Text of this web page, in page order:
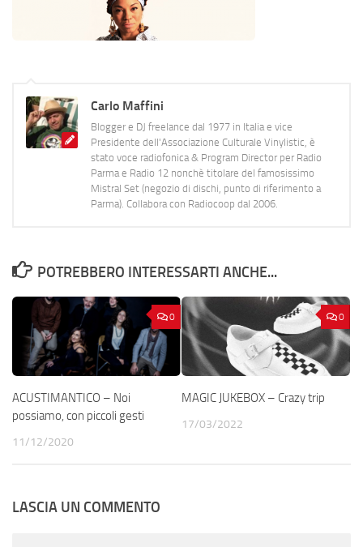
Carlo Maffini
Blogger e DJ freelance dal 1977 in Italia e vice
Presidente dell'Associazione Culturale Vinylistic, è
stato voce radiofonica & Program Director per Radio
Parma e Radio 12 nonchè titolare del famosissimo
Mistral Set (negozio di dischi, punto di riferimento a
Parma). Collabora con Radiocoop dal 2006.
POTREBBERO INTERESSARTI ANCHE...
0
ACUSTIMANTICO – Noi
possiamo, con piccoli gesti
11/12/2020
0
MAGIC JUKEBOX – Crazy trip
17/03/2022
LASCIA UN COMMENTO